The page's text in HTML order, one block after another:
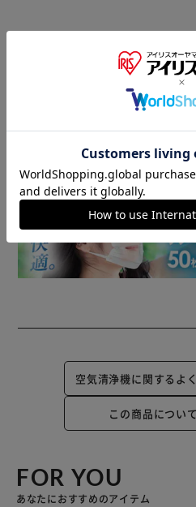
▼ 食品・飲料
空気清浄機に関するよ
この商品につい
FOR YOU
あなたにおすすめのアイテム